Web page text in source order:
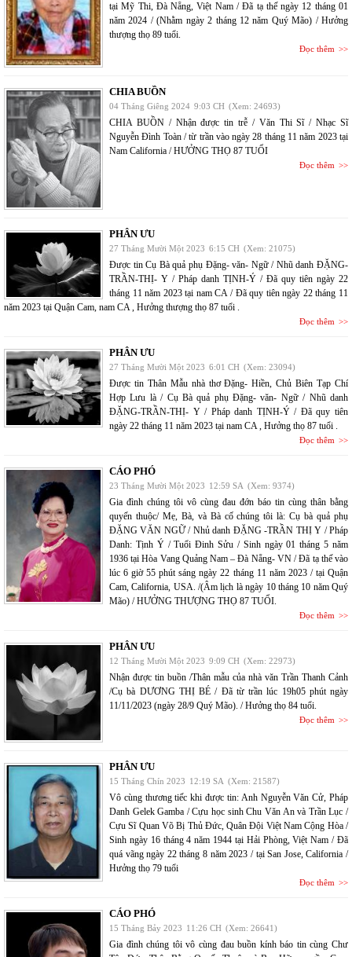
tại Mỹ Thi, Đà Nẵng, Việt Nam / Đã tạ thế ngày 12 tháng 01
năm 2024 / (Nhằm ngày 2 tháng 12 năm Quý Mão) / Hưởng
thượng thọ 89 tuổi.
Đọc thêm
CHIA BUỒN
04 Tháng Giêng 2024 9:03 CH (Xem: 24693)
CHIA BUỒN / Nhận được tin trễ / Văn Thi Sĩ / Nhạc Sĩ
Nguyễn Đình Toàn / từ trần vào ngày 28 tháng 11 năm 2023 tại
Nam California / HƯỞNG THỌ 87 TUỔI
Đọc thêm
PHÂN ƯU
27 Tháng Mười Một 2023 6:15 CH (Xem: 21075)
Được tin Cụ Bà quả phụ Đặng- văn- Ngữ / Nhũ danh ĐẶNG-
TRẦN-THỊ- Y / Pháp danh TỊNH-Ý / Đã quy tiên ngày 22
tháng 11 năm 2023 tại nam CA / Đã quy tiên ngày 22 tháng 11
năm 2023 tại Quận Cam, nam CA , Hưởng thượng thọ 87 tuổi .
Đọc thêm
PHÂN ƯU
27 Tháng Mười Một 2023 6:01 CH (Xem: 23094)
Được tin Thân Mẫu nhà thơ Đặng- Hiền, Chủ Biên Tạp Chí
Hợp Lưu là / Cụ Bà quả phụ Đặng- văn- Ngữ / Nhũ danh
ĐẶNG-TRẦN-THỊ- Y / Pháp danh TỊNH-Ý / Đã quy tiên
ngày 22 tháng 11 năm 2023 tại nam CA , Hưởng thọ 87 tuổi .
Đọc thêm
CÁO PHÓ
23 Tháng Mười Một 2023 12:59 SA (Xem: 9374)
Gia đình chúng tôi vô cùng đau đớn báo tin cùng thân bằng
quyến thuộc/ Mẹ, Bà, và Bà cố chúng tôi là: Cụ bà quả phụ
ĐẶNG VĂN NGỮ / Nhủ danh ĐẶNG -TRẦN THỊ Y / Pháp
Danh: Tịnh Ý / Tuổi Đinh Sửu / Sinh ngày 01 tháng 5 năm
1936 tại Hòa Vang Quảng Nam – Đà Nẵng- VN / Đã tạ thế vào
lúc 6 giờ 55 phút sáng ngày 22 tháng 11 năm 2023 / tại Quận
Cam, California, USA. /(Âm lịch là ngày 10 tháng 10 năm Quý
Mão) / HƯỞNG THƯỢNG THỌ 87 TUỔI.
Đọc thêm
PHÂN ƯU
12 Tháng Mười Một 2023 9:09 CH (Xem: 22973)
Nhận được tin buồn /Thân mẫu của nhà văn Trần Thanh Cảnh
/Cụ bà DƯƠNG THỊ BÉ / Đã từ trần lúc 19h05 phút ngày
11/11/2023 (ngày 28/9 Quý Mão). / Hưởng thọ 84 tuổi.
Đọc thêm
PHÂN ƯU
15 Tháng Chín 2023 12:19 SA (Xem: 21587)
Vô cùng thương tiếc khi được tin: Anh Nguyễn Văn Cử, Pháp
Danh Gelek Gamba / Cựu học sinh Chu Văn An và Trần Lục /
Cựu Sĩ Quan Võ Bị Thủ Đức, Quân Đội Việt Nam Cộng Hòa /
Sinh ngày 16 tháng 4 năm 1944 tại Hải Phòng, Việt Nam / Đã
quá vãng ngày 22 tháng 8 năm 2023 / tại San Jose, California /
Hưởng thọ 79 tuổi
Đọc thêm
CÁO PHÓ
15 Tháng Bảy 2023 11:26 CH (Xem: 26641)
Gia đình chúng tôi vô cùng đau buồn kính báo tin cùng Chư